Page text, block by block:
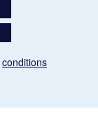
conditions